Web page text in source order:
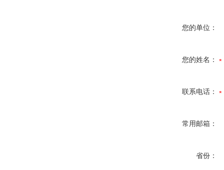
您的单位：
您的姓名：
联系电话：
常用邮箱：
省份：